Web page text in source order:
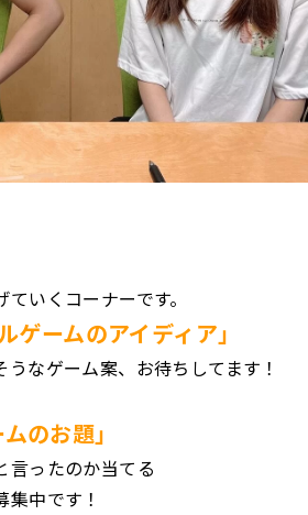
いくコーナーです。
ゲームのアイディア」
なゲーム案、お待ちしてます！
のお題」
ったのか当てる
集中です！